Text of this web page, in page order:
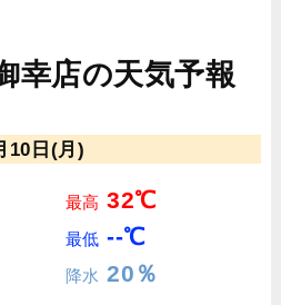
幸店の天気予報
10日(月)
最高 32℃
最低 --℃
降水 20％